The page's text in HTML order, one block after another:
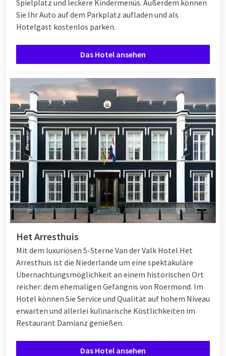
Spielplatz und leckere Kindermenüs. Außerdem können
Sie Ihr Auto auf dem Parkplatz aufladen und als
Hotelgast kostenlos parken.
Das Hotel ansehen
Het Arresthuis
Mit dem luxuriösen 5-Sterne Van der Valk Hotel Het
Arresthuis ist die Niederlande um eine spektakuläre
Übernachtungsmöglichkeit an einem historischen Ort
reicher: dem ehemaligen Gefängnis von Roermond. Im
Hotel können Sie Service und Qualität auf hohem Niveau
erwarten und allerlei kulinarische Köstlichkeiten im
Restaurant Damianz genießen.
Das Hotel ansehen